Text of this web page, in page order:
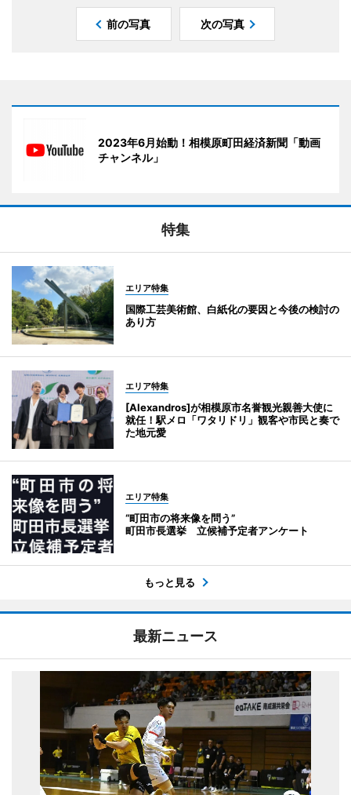
前の写真 次の写真
2023年6月始動！相模原町田経済新聞「動画
チャンネル」
特集
エリア特集
国際工芸美術館、白紙化の要因と今後の検討の
あり方
エリア特集
[Alexandros]が相模原市名誉観光親善大使に
就任！駅メロ「ワタリドリ」観客や市民と奏で
た地元愛
エリア特集
“町田市の将来像を問う”
町田市長選挙 立候補予定者アンケート
もっと見る
最新ニュース